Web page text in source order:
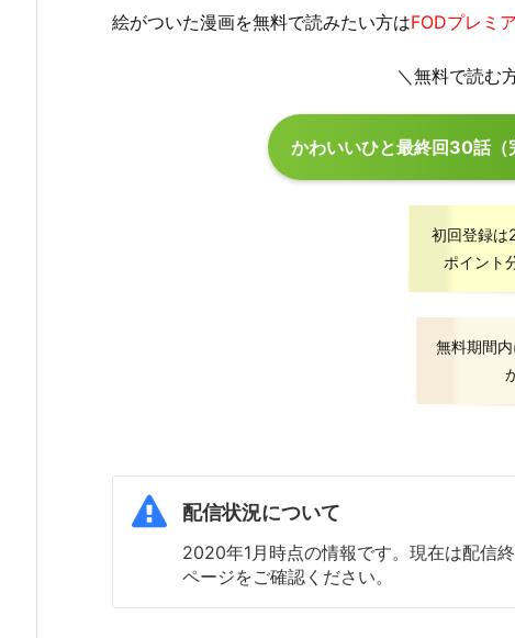
絵がついた漫画を無料で読みたい方はFODプレミ
＼無料で読む
かわいいひと最終回30話
初回登録は
ポイント
無料期間
配信状況について
2020年1月時点の情報です。現在は配信
ページをご確認ください。